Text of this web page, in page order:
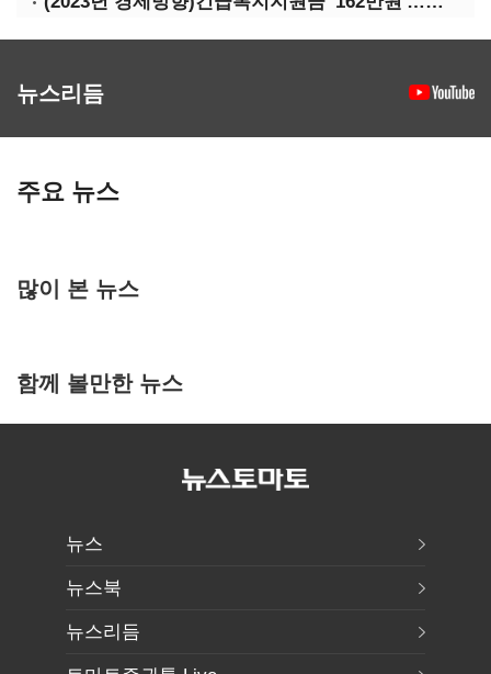
뉴스리듬
주요 뉴스
많이 본 뉴스
함께 볼만한 뉴스
뉴스
뉴스북
뉴스리듬